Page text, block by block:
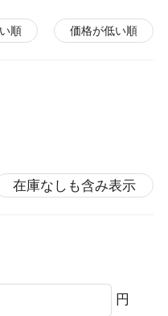
順 価格が低い順
在庫なしも含み表示
円